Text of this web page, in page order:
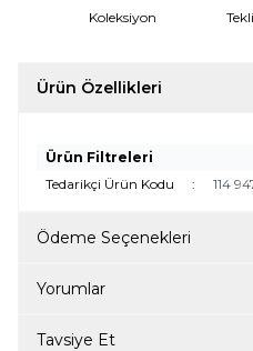
Koleksiyon
Ürün Özellikleri
Ürün Filtreleri
Tedarikçi Ürün Kodu
: 114
Ödeme Seçenekleri
Yorumlar
Tavsiye Et